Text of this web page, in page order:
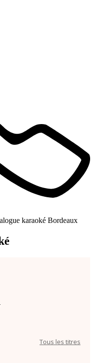
karaoké Bordeaux
Tous les titres